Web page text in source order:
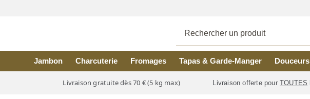
Jambon Charcuterie Fromages Tapas & Garde-Manger Douceurs
Livraison gratuite dès 70 € (5 kg max) Livraison offerte pour TOUTES